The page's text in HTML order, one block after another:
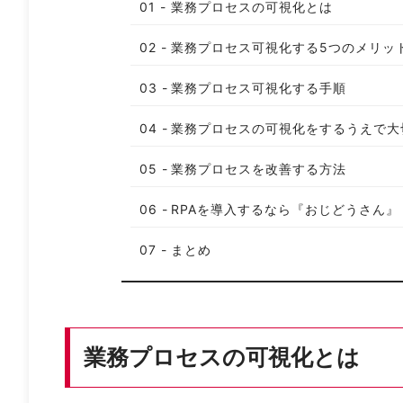
業務プロセスの可視化とは
業務プロセス可視化する5つのメリッ
業務プロセス可視化する手順
業務プロセスの可視化をするうえで大
業務プロセスを改善する方法
RPAを導入するなら『おじどうさん』
まとめ
業務プロセスの可視化とは